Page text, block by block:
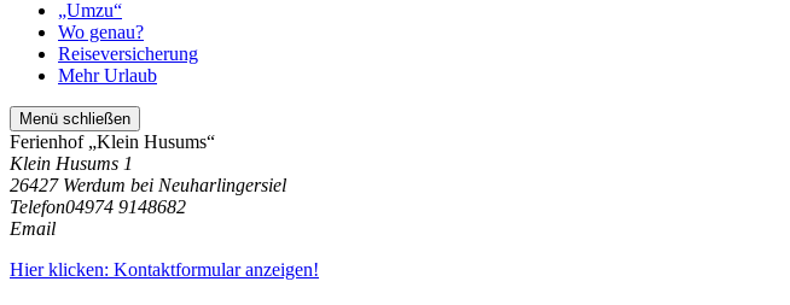
„Umzu“
Wo genau?
Reiseversicherung
Mehr Urlaub
Menü schließen
Ferienhof „Klein Husums“
Klein Husums 1
26427 Werdum bei Neuharlingersiel
Telefon04974 9148682
Email
Hier klicken: Kontaktformular anzeigen!